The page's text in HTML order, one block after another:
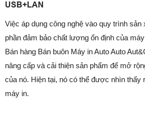
USB+LAN
Việc áp dụng công nghệ vào quy trình sản
phần đảm bảo chất lượng ổn định của
Bán hàng Bán buôn Máy in Auto Auto
nâng cấp và cải thiện sản phẩm để mở
của nó. Hiện tại, nó có thể được nhìn thấy
máy in.